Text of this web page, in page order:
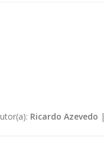
Ricardo Azevedo |